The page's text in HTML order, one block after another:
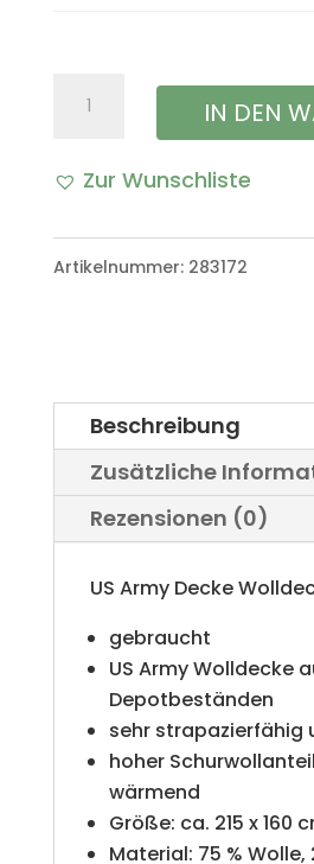
Decke
Menge
IN DEN
Zur Wunschliste
Artikelnummer: 283172
Beschreibung
Zusätzliche
Rezensionen (0)
US Army Decke
gebraucht
US Army Wolldecke
Depotbeständen
sehr strapazierfähig
hoher
wärmend
Größe: ca. 215 x 160
Material: 75 % Wolle,